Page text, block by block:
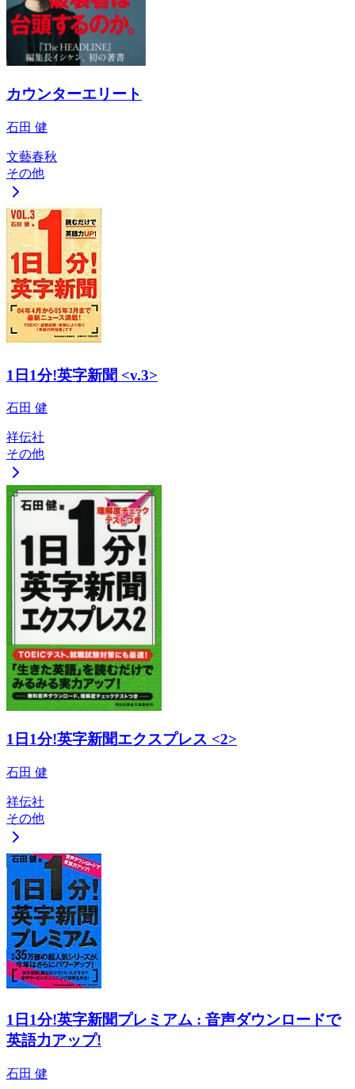
カウンターエリート
石田 健
文藝春秋
その他
1日1分!英字新聞 <v.3>
石田 健
祥伝社
その他
1日1分!英字新聞エクスプレス <2>
石田 健
祥伝社
その他
1日1分!英字新聞プレミアム : 音声ダウンロードで
英語力アップ!
石田 健